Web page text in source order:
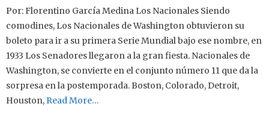
Por: Florentino García Medina Los Nacionales Siendo
comodines, Los Nacionales de Washington obtuvieron su
boleto para ir a su primera Serie Mundial bajo ese nombre, en
1933 Los Senadores llegaron a la gran fiesta. Nacionales de
Washington, se convierte en el conjunto número 11 que da la
sorpresa en la postemporada. Boston, Colorado, Detroit,
Houston, Read More…